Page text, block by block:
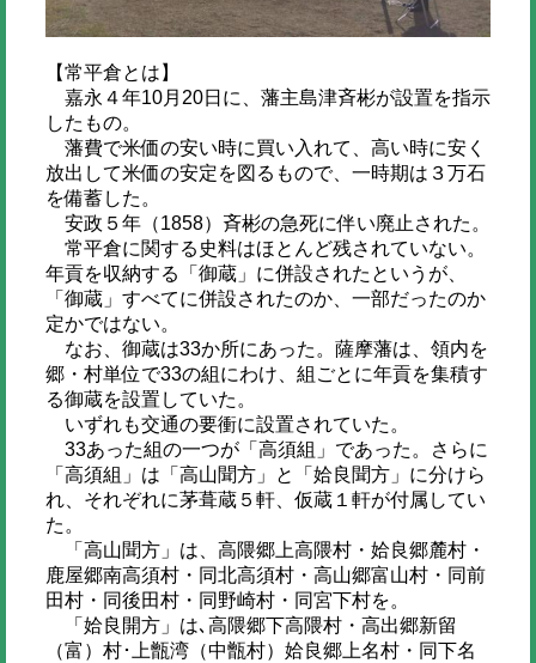
【常平倉とは】
嘉永４年10月20日に、藩主島津斉彬が設置を指示
したもの。
藩費で米価の安い時に買い入れて、高い時に安く
放出して米価の安定を図るもので、一時期は３万石
を備蓄した。
安政５年（1858）斉彬の急死に伴い廃止された。
常平倉に関する史料はほとんど残されていない。
年貢を収納する「御蔵」に併設されたというが、
「御蔵」すべてに併設されたのか、一部だったのか
定かではない。
なお、御蔵は33か所にあった。薩摩藩は、領内を
郷・村単位で33の組にわけ、組ごとに年貢を集積す
る御蔵を設置していた。
いずれも交通の要衝に設置されていた。
33あった組の一つが「高須組」であった。さらに
「高須組」は「高山聞方」と「姶良聞方」に分けら
れ、それぞれに茅葺蔵５軒、仮蔵１軒が付属してい
た。
「高山聞方」は、高隈郷上高隈村・姶良郷麓村・
鹿屋郷南高須村・同北高須村・高山郷富山村・同前
田村・同後田村・同野崎村・同宮下村を。
「姶良開方」は､高隈郷下高隈村・高出郷新留
（富）村･上甑湾（中甑村）姶良郷上名村・同下名